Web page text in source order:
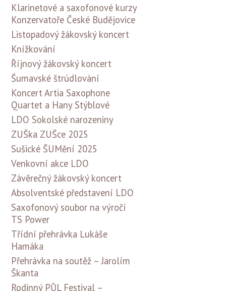
Klarinetové a saxofonové kurzy
Konzervatoře České Budějovice
Listopadový žákovský koncert
Knížkování
Říjnový žákovský koncert
Šumavské štrúdlování
Koncert Artia Saxophone
Quartet a Hany Stýblové
LDO Sokolské narozeniny
ZUŠka ZUŠce 2025
Sušické ŠUMění 2025
Venkovní akce LDO
Závěrečný žákovský koncert
Absolventské představení LDO
Saxofonový soubor na výročí
TS Power
Třídní přehrávka Lukáše
Hamáka
Přehrávka na soutěž – Jarolím
Škanta
Rodinný PŮL Festival –